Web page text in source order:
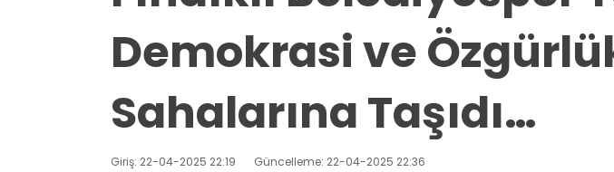
Demokrasi ve
Sahalarına Taşıdı…
Giriş: 22-04-2025 22:19 Güncelleme: 22-04-2025 22:36